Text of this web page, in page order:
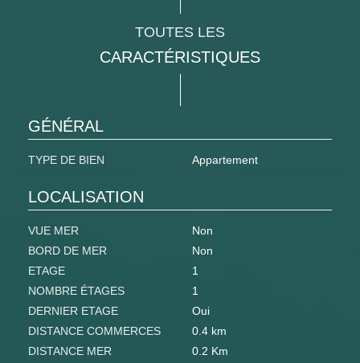
TOUTES LES
CARACTÉRISTIQUES
GÉNÉRAL
TYPE DE BIEN Appartement
LOCALISATION
VUE MER
Non
BORD DE MER
Non
ETAGE
1
NOMBRE ÉTAGES
1
DERNIER ETAGE
Oui
DISTANCE COMMERCES
0.4 km
DISTANCE MER
0.2 Km